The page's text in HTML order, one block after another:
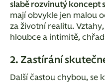
slabě rozvinutý koncept
mají obvykle jen malou
za životní realitu.
hloubce a intimitě,
2. Zastírání
Další častou chybou, se